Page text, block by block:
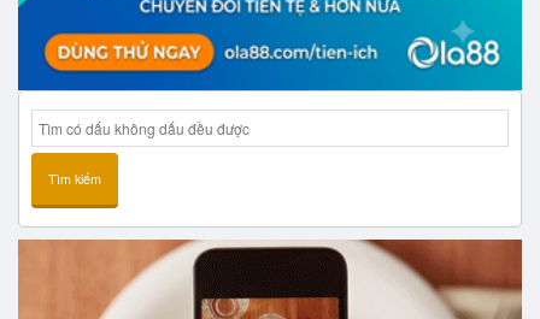
Tìm kiếm